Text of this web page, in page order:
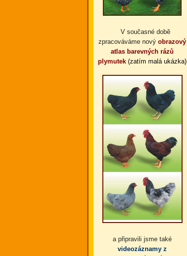
V současné době
zpracováváme nový obrazový
atlas barevných rázů
plymutek (zatím malá ukázka)
a připravili jsme také
videozáznamy z